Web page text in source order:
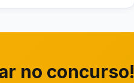
no concurso!